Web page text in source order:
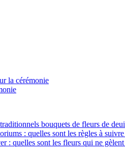
la cérémonie
bouquets de fleurs de
: quelles sont les règles à
: quelles sont les fleurs qui ne gèlent